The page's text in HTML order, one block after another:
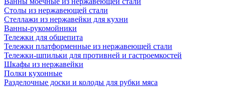
Столы из нержавеющей стали
Стеллажи из нержавейки для кухни
Ванны-рукомойники
Тележки для общепита
Тележки платформенные из нержавеющей стали
Тележки-шпильки для противней и гастроемкостей
Шкафы из нержавейки
Полки кухонные
Разделочные доски и колоды для рубки мяса